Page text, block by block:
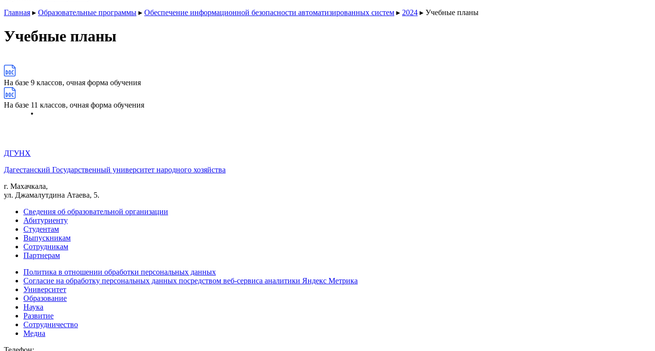
Главная ▸ Образовательные программы ▸ Обеспечение информационной безопасности автоматизированных систем ▸ 2024 ▸ Учебные планы
Учебные планы
На базе 9 классов, очная форма обучения
На базе 11 классов, очная форма обучения
ДГУНХ
Дагестанский Государственный университет народного хозяйства
г. Махачкала,
ул. Джамалутдина Атаева, 5.
Сведения об образовательной организации
Абитуриенту
Студентам
Выпускникам
Сотрудникам
Партнерам
Политика в отношении обработки персональных данных
Согласие на обработку персональных данных посредством веб-сервиса аналитики Яндекс Метрика
Университет
Образование
Наука
Развитие
Сотрудничество
Медиа